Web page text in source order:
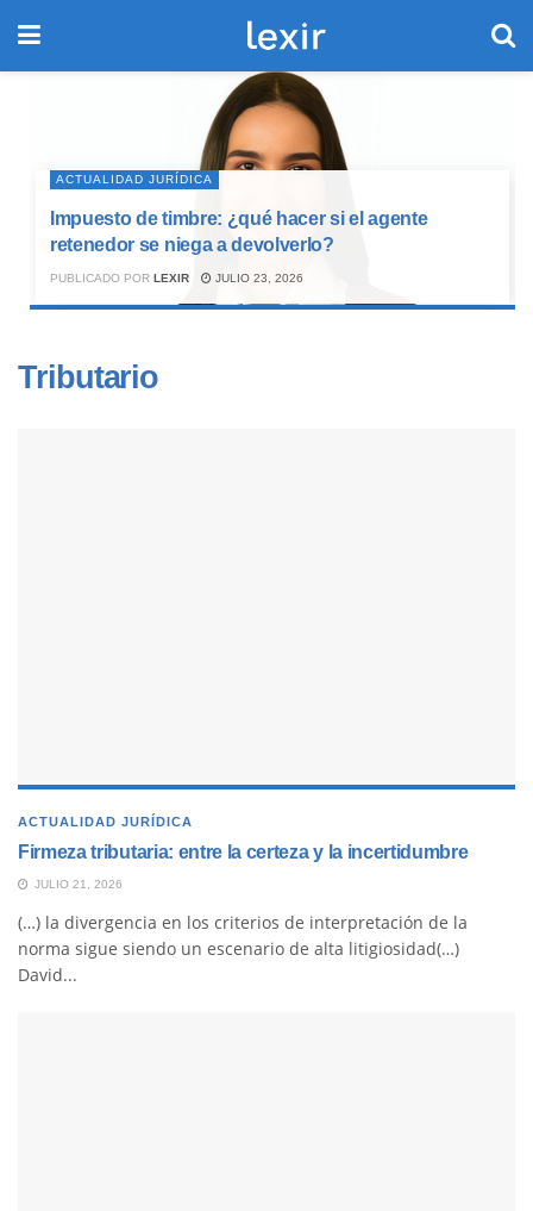
ACTUALIDAD JURÍDICA
Impuesto de timbre: ¿qué hacer si el agente
retenedor se niega a devolverlo?
PUBLICADO POR LEXIR JULIO 23, 2026
Tributario
ACTUALIDAD JURÍDICA
Firmeza tributaria: entre la certeza y la incertidumbre
JULIO 21, 2026
(…) la divergencia en los criterios de interpretación de la
norma sigue siendo un escenario de alta litigiosidad(…)
David...